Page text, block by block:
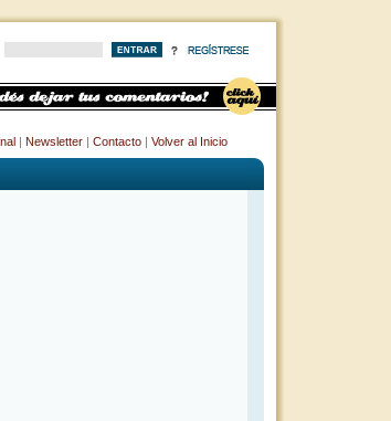
| Newsletter| Contacto| Volver al Inicio